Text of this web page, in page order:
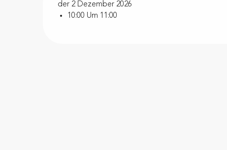
der 2 Dezember 2026
10:00 Um 11:00